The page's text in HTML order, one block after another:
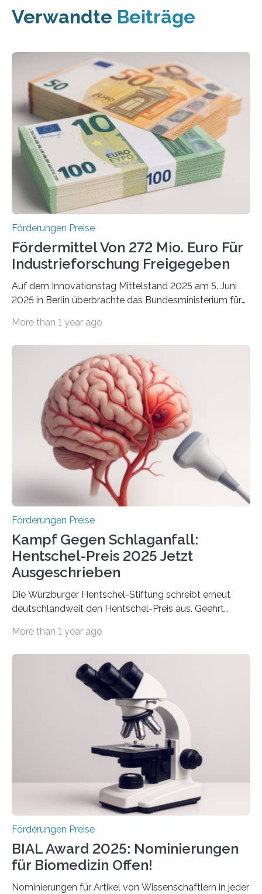
Verwandte Beiträge
Förderungen Preise
Fördermittel Von 272 Mio. Euro Für
Industrieforschung Freigegeben
Auf dem Innovationstag Mittelstand 2025 am 5. Juni
2025 in Berlin überbrachte das Bundesministerium für
Überplanmäßige Verpflichtungsermächtigungen in
Woche vom Haushaltsausschuss freigegeben – unter
anderem zur Unterstützung der
Industrieforschungsprogramme Industrielle
Gemeinschaftsforschung (IGF), Zentrales
Innovationsprogramm Mittelstand (ZIM) und
Innovationskompetenz INNO-KOM. Auf dem
Innovationstag Mittelstand 2025 am 5. Juni 2025 in
Berlin überbrachte das Bundesministerium für
Wirtschaft und Energie eine gute Nachricht:
Überplanmäßige Verpflichtungsermächtigungen in
More than 1 year ago
Förderungen Preise
Kampf Gegen Schlaganfall:
Hentschel-Preis 2025 Jetzt
Ausgeschrieben
Die Würzburger Hentschel-Stiftung schreibt erneut
deutschlandweit den Hentschel-Preis aus. Geehrt
hochrangige wissenschaftliche Publikation zum Thema
Schlaganfall“ mit Sitz in Würzburg fördert die
Schlaganfallforschung, um die Behandlung der
Betroffenen zu verbessern. Dazu schreibt sie auch in
diesem Jahr wieder deutschlandweit den Hentschel-
Preis aus. Er richtet sich gezielt an jüngere
Forscherinnen und Forscher unter 40 Jahren. Geehrt
werden soll eine herausragende Doktorarbeit oder eine
hochrangige wissenschaftliche Publikation zum Thema
More than 1 year ago
Förderungen Preise
BIAL Award 2025: Nominierungen
für Biomedizin Offen!
Nominierungen für Artikel von Wissenschaftlern in jeder